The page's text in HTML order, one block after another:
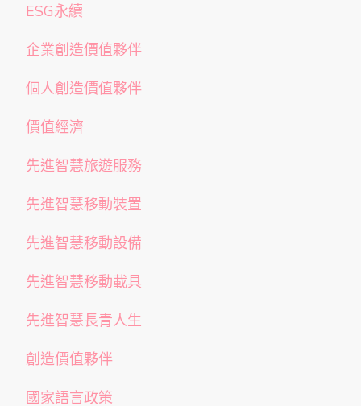
ESG永續
企業創造價值夥伴
個人創造價值夥伴
價值經濟
先進智慧旅遊服務
先進智慧移動裝置
先進智慧移動設備
先進智慧移動載具
先進智慧長青人生
創造價值夥伴
國家語言政策